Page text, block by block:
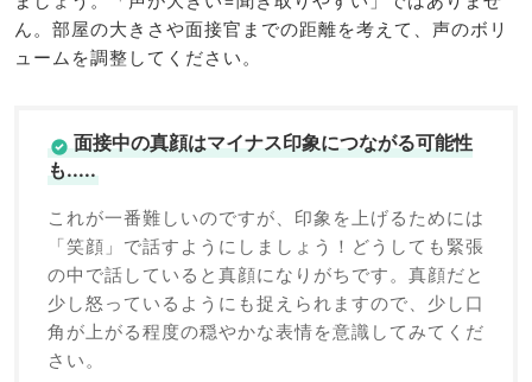
ん。部屋の大きさや面接官までの距離を考えて、声のボリ
ュームを調整してください。
面接中の真顔はマイナス印象につながる可能性
も.....
これが一番難しいのですが、印象を上げるためには
「笑顔」で話すようにしましょう！どうしても緊張
の中で話していると真顔になりがちです。真顔だと
少し怒っているようにも捉えられますので、少し口
角が上がる程度の穏やかな表情を意識してみてくだ
さい。